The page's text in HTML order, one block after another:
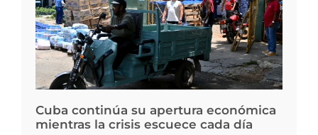
Cuba continúa su apertura económica
mientras la crisis escuece cada día